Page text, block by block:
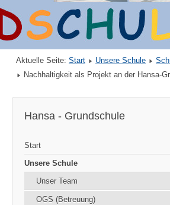
Aktuelle Seite: Start Unsere Schule
Nachhaltigkeit als Projekt an der Hansa-
Hansa - Grundschule
Start
Unsere Schule
Unser Team
OGS (Betreuung)